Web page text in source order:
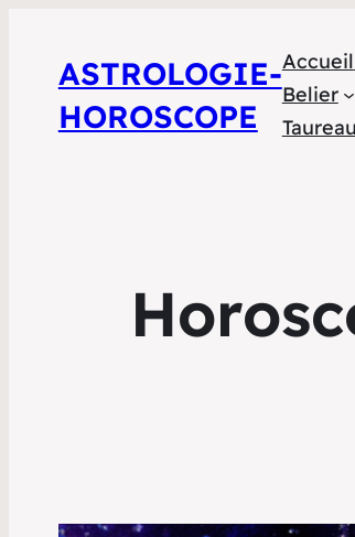
ASTROLOGIE-
HOROSCOPE
Accueil
Belier
Taureau